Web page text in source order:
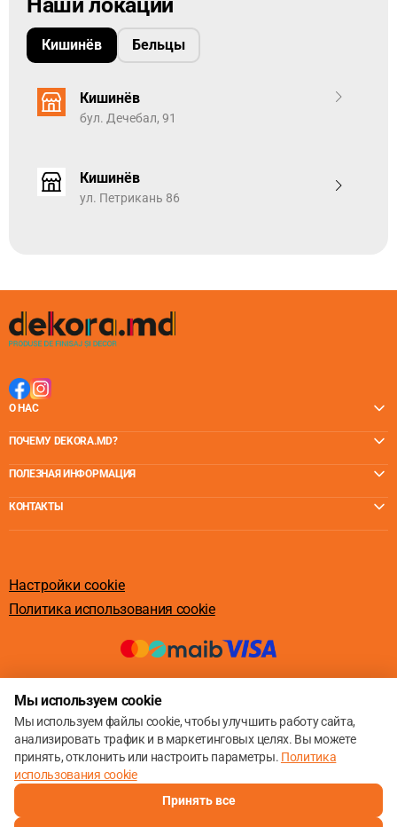
Кишинёв Бельцы
Кишинёв
бул. Дечебал, 91
Кишинёв
ул. Петрикань 86
О НАС
ПОЧЕМУ DEKORA.MD?
ПОЛЕЗНАЯ ИНФОРМАЦИЯ
КОНТАКТЫ
Настройки cookie
Политика использования cookie
Мы используем cookie
Мы используем файлы cookie, чтобы улучшить работу сайта,
анализировать трафик и в маркетинговых целях. Вы можете
принять, отклонить или настроить параметры. Политика
использования cookie
Принять все